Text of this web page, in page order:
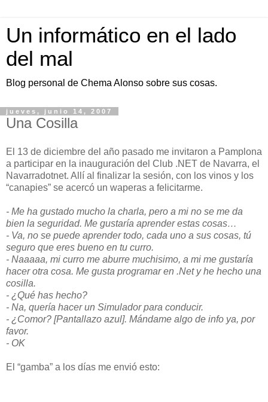
Un informático en el lado
del mal
Blog personal de Chema Alonso sobre sus cosas.
jueves, junio 14, 2007
Una Cosilla
El 13 de diciembre del año pasado me invitaron a Pamplona
a participar en la inauguración del Club .NET de Navarra, el
Navarradotnet. Allí al finalizar la sesión, con los vinos y los
“canapies” se acercó un waperas a felicitarme.
- Me ha gustado mucho la charla, pero a mi no se me da
bien la seguridad. Me gustaría aprender estas cosas…
- Va, no se puede aprender todo, cada uno a sus cosas, tú
seguro que eres bueno en tu curro.
- Naaaaa, mi curro me aburre muchisimo, a mi me gustaría
hacer otra cosa. Me gusta programar en .Net y he hecho una
cosilla.
- ¿Qué has hecho?
- Na, quería hacer un Simulador para conducir.
- ¿Comor? [Pantallazo azul]. Mándame algo de info ya, por
favor.
- OK
El “gamba” a los días me envió esto: